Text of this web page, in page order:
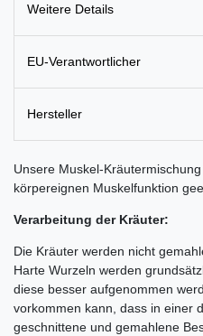
Weitere Details
EU-Verantwortlicher
Hersteller
Unsere Muskel-
körpereignen Muskelfunktion
Verarbeitung der Kräuter:
Die Kräuter werden nicht
Harte Wurzeln werden
diese besser aufgenommen
vorkommen kann, dass in einer
geschnittene und gemahlene